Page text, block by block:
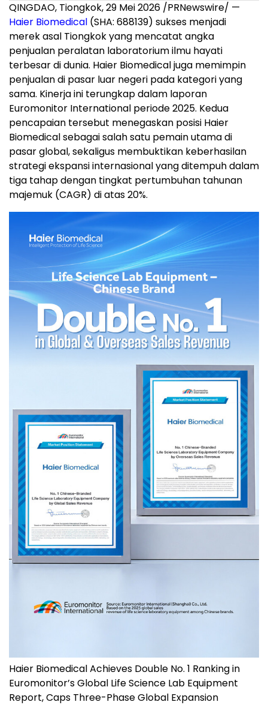
QINGDAO, Tiongkok, 29 Mei 2026 /PRNewswire/ —
Haier Biomedical (SHA: 688139) sukses menjadi
merek asal Tiongkok yang mencatat angka
penjualan peralatan laboratorium ilmu hayati
terbesar di dunia. Haier Biomedical juga memimpin
penjualan di pasar luar negeri pada kategori yang
sama. Kinerja ini terungkap dalam laporan
Euromonitor International periode 2025. Kedua
pencapaian tersebut menegaskan posisi Haier
Biomedical sebagai salah satu pemain utama di
pasar global, sekaligus membuktikan keberhasilan
strategi ekspansi internasional yang ditempuh dalam
tiga tahap dengan tingkat pertumbuhan tahunan
majemuk (CAGR) di atas 20%.
Haier Biomedical Achieves Double No. 1 Ranking in
Euromonitor’s Global Life Science Lab Equipment
Report, Caps Three-Phase Global Expansion